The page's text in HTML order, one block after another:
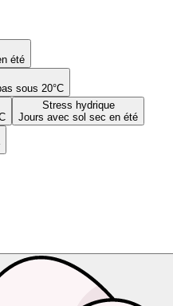
été
sous 20°C
Stress hydrique
Jours avec sol sec en été